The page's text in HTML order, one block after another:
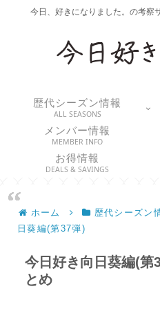
今日、好きになりました。の考察
歴代シーズン情報
ALL SEASONS
メンバー情報
MEMBER INFO
お得情報
DEALS & SAVINGS
ホーム 歴代シーズン
日葵編(第37弾)
今日好き向日葵編(第
とめ